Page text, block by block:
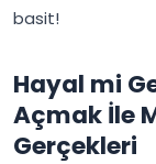
basit!
Hayal mi
Açmak İle
Gerçekleri